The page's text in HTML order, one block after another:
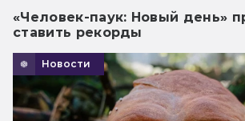
«Человек-паук: Новый день»
ставить рекорды
Новости